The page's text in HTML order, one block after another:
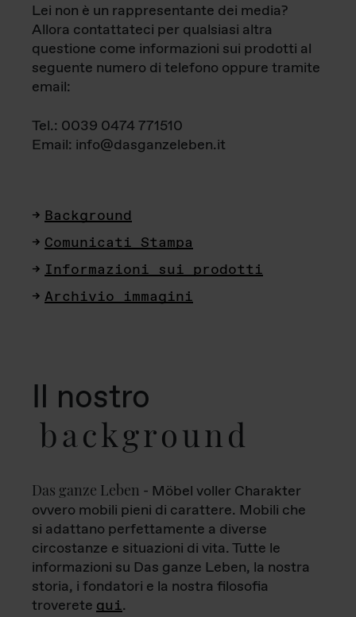
Lei non è un rappresentante dei media?
Allora contattateci per qualsiasi altra
questione come informazioni sui prodotti al
seguente numero di telefono oppure tramite
email:
Tel.: 0039 0474 771510
Email: info@dasganzeleben.it
Background
Comunicati Stampa
Informazioni sui prodotti
Archivio immagini
Il nostro
background
Das ganze Leben - Möbel voller Charakter
ovvero mobili pieni di carattere. Mobili che
si adattano perfettamente a diverse
circostanze e situazioni di vita. Tutte le
informazioni su Das ganze Leben, la nostra
storia, i fondatori e la nostra filosofia
troverete qui.